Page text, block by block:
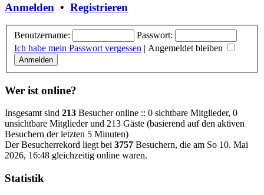
Anmelden • Registrieren
Benutzername:
Passwort:
Ich habe mein Passwort vergessen | Angemeldet bleiben
Wer ist online?
Insgesamt sind 213 Besucher online :: 0 sichtbare Mitglieder, 0
unsichtbare Mitglieder und 213 Gäste (basierend auf den aktiven
Besuchern der letzten 5 Minuten)
Der Besucherrekord liegt bei 3757 Besuchern, die am So 10. Mai
2026, 16:48 gleichzeitig online waren.
Statistik